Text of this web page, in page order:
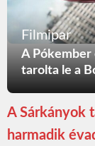
Filmipar
A Pókember
tarolta le a
A Sárkányok
harmadik